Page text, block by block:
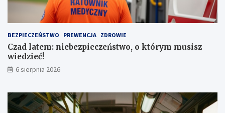
a
,
1
m
l
ł
BEZPIECZEŃSTWO PREWENCJA ZDROWIE
Czad latem: niebezpieczeństwo, o którym musisz
wiedzieć!
6 sierpnia 2026